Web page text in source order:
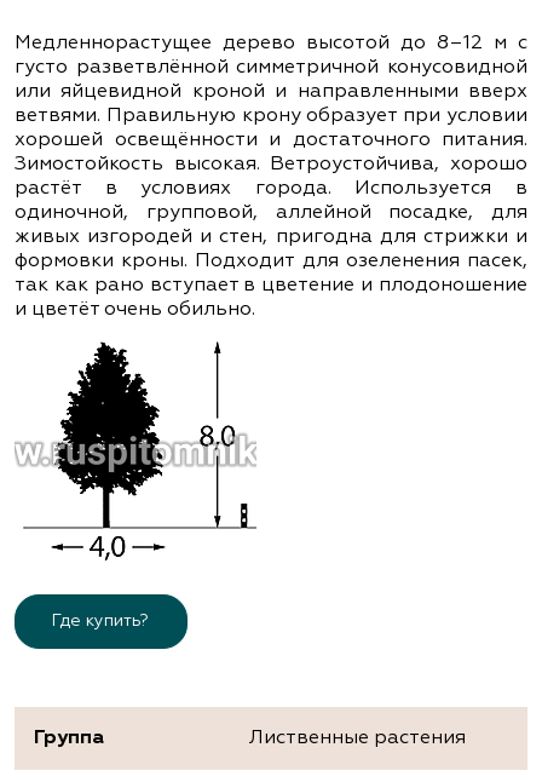
Медленнорастущее дерево высотой до 8–12 м с
густо разветвлённой симметричной конусовидной
или яйцевидной кроной и направленными вверх
ветвями. Правильную крону образует при условии
хорошей освещённости и достаточного питания.
Зимостойкость высокая. Ветроустойчива, хорошо
растёт в условиях города. Используется в
одиночной, групповой, аллейной посадке, для
живых изгородей и стен, пригодна для стрижки и
формовки кроны. Подходит для озеленения пасек,
так как рано вступает в цветение и плодоношение
и цветёт очень обильно.
Где купить?
Группа Лиственные растения